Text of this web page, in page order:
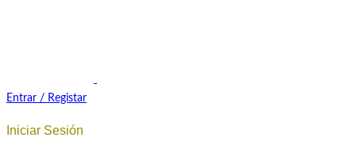
Entrar / Registar
Iniciar Sesión